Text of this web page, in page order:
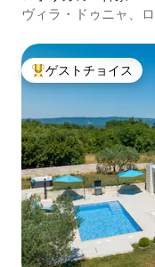
ヴィラ・ドゥニャ、
大好評のゲストチョ
ゲストチョイス